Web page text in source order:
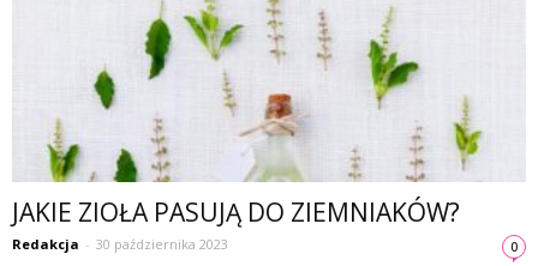
JAKIE ZIOŁA PASUJĄ DO ZIEMNIAKÓW?
Redakcja - 30 października 2023 0